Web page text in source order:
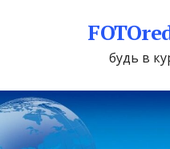
будь в